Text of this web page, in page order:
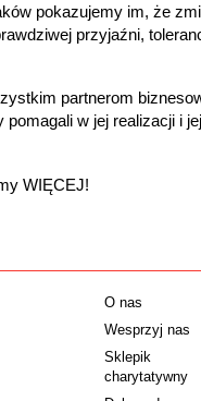
pokazujemy im, że
przyjaźni,
partnerom
w jej realizacji i
WIĘCEJ!
O nas
Wesprzyj nas
Sklepik
charytatywny